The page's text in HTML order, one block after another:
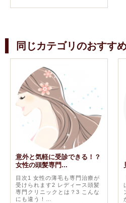
同じカテゴリのおすす
意外と気軽に受診できる！？
女性の頭髪専門...
目次1 女性の薄毛も専門治療が
受けられます2 レディース頭髪
専門クリニックとは？3 こんな
にも違う！…